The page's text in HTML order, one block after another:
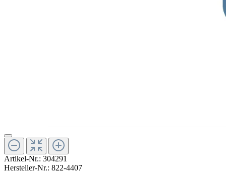
Artikel-Nr.: 304291
Hersteller-Nr.: 822-4407